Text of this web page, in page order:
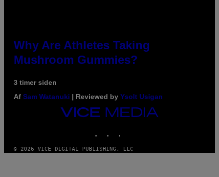
Why Are Athletes Taking
Mushroom Gummies?
3 timer siden
Af Sam Watanuki | Reviewed by Ysolt Usigan
VICE
MEDIA
© 2026 VICE DIGITAL PUBLISHING, LLC